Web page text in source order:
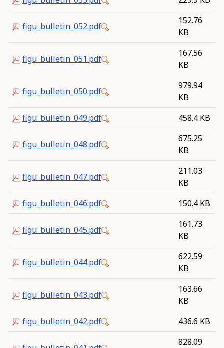
figu_bulletin_052.pdf
152.76
KB
figu_bulletin_051.pdf
167.56
KB
figu_bulletin_050.pdf
979.94
KB
figu_bulletin_049.pdf
458.4 KB
figu_bulletin_048.pdf
675.25
KB
figu_bulletin_047.pdf
211.03
KB
figu_bulletin_046.pdf
150.4 KB
figu_bulletin_045.pdf
161.73
KB
figu_bulletin_044.pdf
622.59
KB
figu_bulletin_043.pdf
163.66
KB
figu_bulletin_042.pdf
436.6 KB
828.09